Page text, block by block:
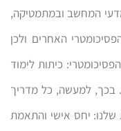
המחשב ובמתמטיקה,
האחרים ולכן
כיתות לימוד
בכך, למעשה, כל מדריך
יחס אישי והתאמת